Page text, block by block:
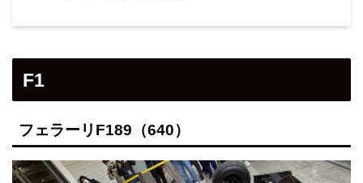
F1
フェラーリF189（640）